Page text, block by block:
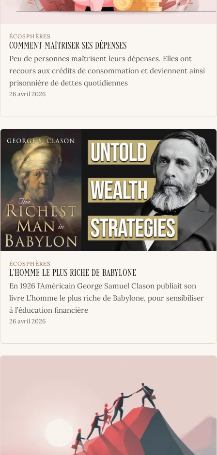
ÉCOSPHÈRES
Comment maîtriser ses dépenses
Peu de personnes maîtrisent leurs dépenses. Elles ont
recours aux crédits de consommation et deviennent ainsi
prisonnière de dettes quotidiennes
26 avril 2026
ÉCOSPHÈRES
L’homme le plus riche de Babylone
En 1926 l’Américain George Samuel Clason publiait son
livre L’homme le plus riche de Babylone, pour sensibiliser
à l’éducation financière
26 avril 2026